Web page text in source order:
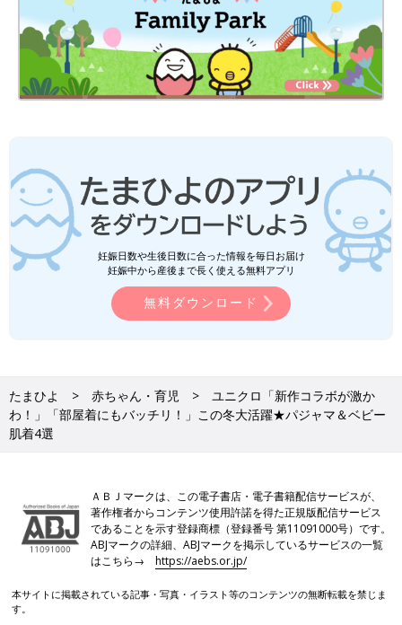
妊娠日数や生後日数に合った情報を毎日お届け
妊娠中から産後まで長く使える無料アプリ
無料ダウンロード
たまひよ 赤ちゃん・育児
ユニクロ「新作コラボが激か
わ！」「部屋着にもバッチリ！」この冬大活躍★パジャマ＆ベビー
肌着4選
ＡＢＪマークは、この電子書店・電子書籍配信サービスが、
著作権者からコンテンツ使用許諾を得た正規版配信サービス
であることを示す登録商標（登録番号 第11091000号）です。
ABJマークの詳細、ABJマークを掲示しているサービスの一覧
はこちら→https://aebs.or.jp/
本サイトに掲載されている記事・写真・イラスト等のコンテンツの無断転載を禁じま
す。